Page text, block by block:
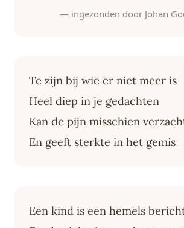
— ingezonden door Johan
Te zijn bij wie er niet meer is
Heel diep in je gedachten
Kan de pijn misschien
En geeft sterkte in het gemis
Een kind is een hemels